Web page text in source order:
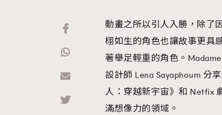
Paris
Hommes
動畫之所以引人入勝，除了
栩如生的角色也讓故事更具
著舉足輕重的角色。
設計師 Lena Sayaphoum 分
人：穿越新宇宙》和 Netfix
滿想像力的領域。